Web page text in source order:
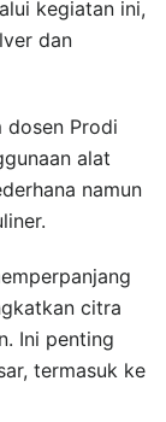
kegiatan ini,
dan
dosen Prodi
alat
namun
citra
Ini penting
termasuk ke